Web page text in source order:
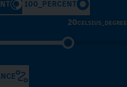
100_PERCENT
20CELSIUS_DEGREE